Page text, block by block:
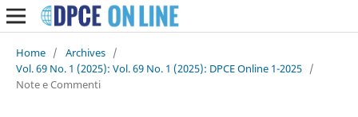
Home / Archives /
Vol. 69 No. 1 (2025): Vol. 69 No. 1 (2025): DPCE Online 1-2025 /
Note e Commenti